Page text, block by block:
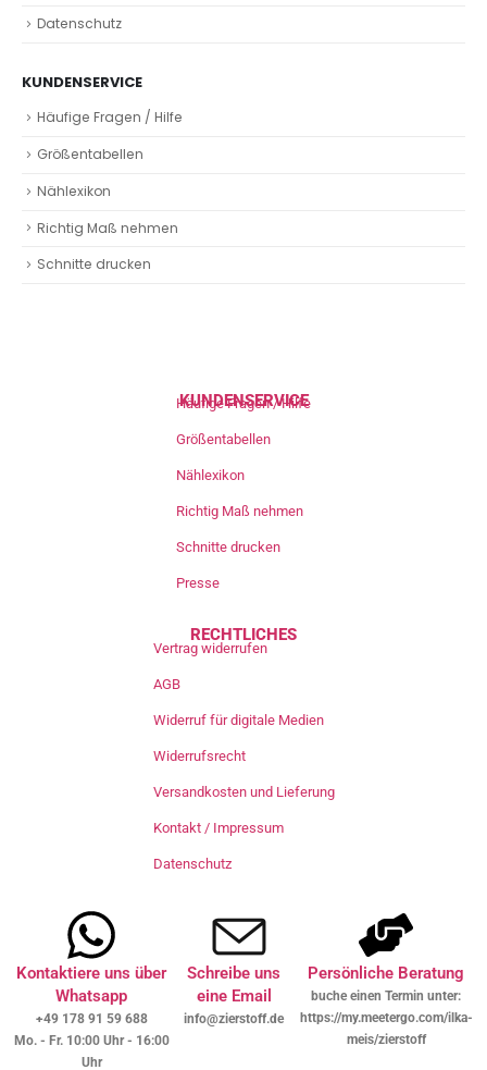
Datenschutz
KUNDENSERVICE
Häufige Fragen / Hilfe
Größentabellen
Nählexikon
Richtig Maß nehmen
Schnitte drucken
KUNDENSERVICE
Häufige Fragen / Hilfe
Größentabellen
Nählexikon
Richtig Maß nehmen
Schnitte drucken
Presse
RECHTLICHES
Vertrag widerrufen
AGB
Widerruf für digitale Medien
Widerrufsrecht
Versandkosten und Lieferung
Kontakt / Impressum
Datenschutz
Kontaktiere uns über
Whatsapp
+49 178 91 59 688
Mo. - Fr. 10:00 Uhr - 16:00
Uhr
Schreibe uns
eine Email
info@zierstoff.de
Persönliche Beratung
buche einen Termin unter:
https://my.meetergo.com/ilka-
meis/zierstoff